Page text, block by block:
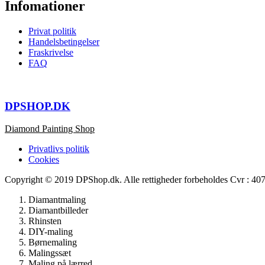
Infomationer
Privat politik
Handelsbetingelser
Fraskrivelse
FAQ
DPSHOP.DK
Diamond Painting Shop
Privatlivs politik
Cookies
Copyright © 2019 DPShop.dk. Alle rettigheder forbeholdes Cvr :
Diamantmaling
Diamantbilleder
Rhinsten
DIY-maling
Børnemaling
Malingssæt